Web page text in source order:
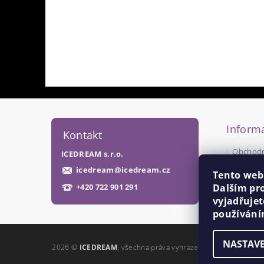
Kontakt
ICEDREAM s.r.o.
icedream@icedream.cz
+420 722 901 291
2026 © ICEDREAM, všechna práva vyhrazena Upravit
Tento
Dalším